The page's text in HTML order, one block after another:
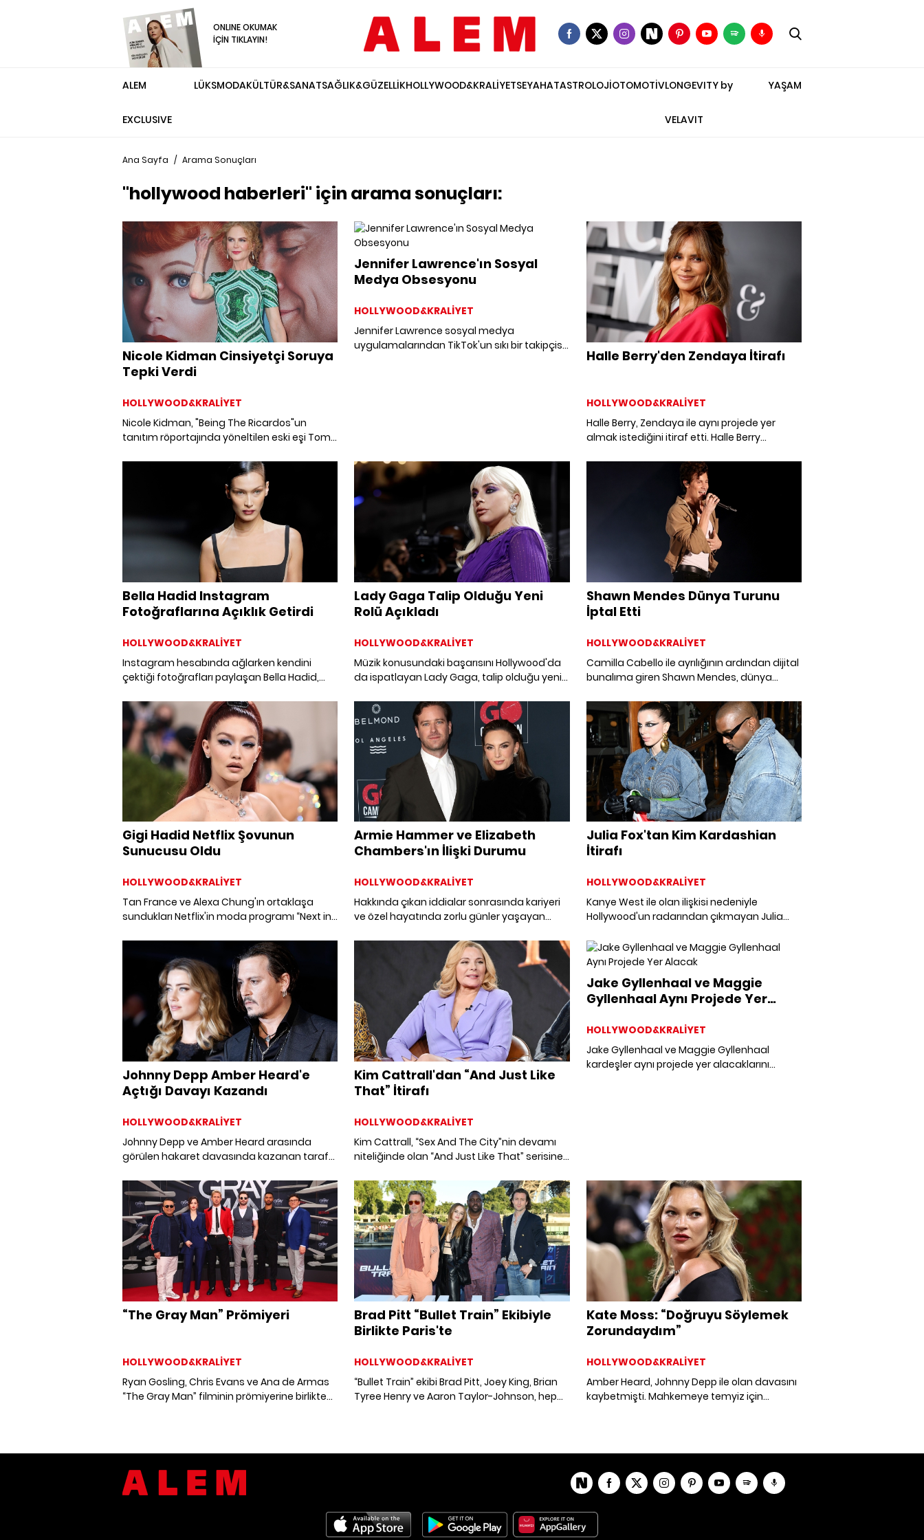
ONLINE OKUMAK
İÇİN TIKLAYIN!
ALEM
EXCLUSIVE
LÜKSMODAKÜLTÜR&SANATSAĞLIK&GÜZELLİKHOLLYWOOD&KRALİYETSEYAHATASTROLOJİOTOMOTİVLONGEVITY by
VELAVIT
YAŞAM
Ana Sayfa / Arama Sonuçları
"hollywood haberleri" için arama sonuçları:
Nicole Kidman Cinsiyetçi Soruya
Tepki Verdi
HOLLYWOOD&KRALİYET
Nicole Kidman, "Being The Ricardos"un
tanıtım röportajında yöneltilen eski eşi Tom
Jennifer Lawrence'ın Sosyal
Medya Obsesyonu
HOLLYWOOD&KRALİYET
Jennifer Lawrence sosyal medya
uygulamalarından TikTok'un sıkı bir takipçisi
Halle Berry'den Zendaya İtirafı
HOLLYWOOD&KRALİYET
Halle Berry, Zendaya ile aynı projede yer
almak istediğini itiraf etti. Halle Berry
ta kendisi.”
Bella Hadid Instagram
Fotoğraflarına Açıklık Getirdi
HOLLYWOOD&KRALİYET
Instagram hesabında ağlarken kendini
çektiği fotoğrafları paylaşan Bella Hadid,
‘kendisini cesurca ifade ettiği' için tebrik
ederken kimileri de ‘samimiyetine'
inanmamıştı. Bella Hadid Instagram'da
paylaştığı fotoğraflarına verdiği bir
röportajda açıklık getirdi.
Lady Gaga Talip Olduğu Yeni
Rolü Açıkladı
HOLLYWOOD&KRALİYET
Müzik konusundaki başarısını Hollywood'da
da ispatlayan Lady Gaga, talip olduğu yeni
Shawn Mendes Dünya Turunu
İptal Etti
HOLLYWOOD&KRALİYET
Camilla Cabello ile ayrılığının ardından dijital
bunalıma giren Shawn Mendes, dünya
Gigi Hadid Netflix Şovunun
Sunucusu Oldu
HOLLYWOOD&KRALİYET
Tan France ve Alexa Chung'ın ortaklaşa
sundukları Netflix'in moda programı “Next in
sezonda sunucu koltuğuna Alexa Chung
yerine Gigi Hadid geliyor.
Armie Hammer ve Elizabeth
Chambers'ın İlişki Durumu
HOLLYWOOD&KRALİYET
Hakkında çıkan iddialar sonrasında kariyeri
ve özel hayatında zorlu günler yaşayan
olan ilişkisine yakından bakıyoruz.
Julia Fox'tan Kim Kardashian
İtirafı
HOLLYWOOD&KRALİYET
Kanye West ile olan ilişkisi nedeniyle
Hollywood'un radarından çıkmayan Julia
samimi itirafta bulundu.
Johnny Depp Amber Heard'e
Açtığı Davayı Kazandı
HOLLYWOOD&KRALİYET
Johnny Depp ve Amber Heard arasında
görülen hakaret davasında kazanan taraf
Kim Cattrall'dan “And Just Like
That” İtirafı
HOLLYWOOD&KRALİYET
Kim Cattrall, “Sex And The City”nin devamı
niteliğinde olan “And Just Like That” serisine
Jake Gyllenhaal ve Maggie
Gyllenhaal Aynı Projede Yer
HOLLYWOOD&KRALİYET
Jake Gyllenhaal ve Maggie Gyllenhaal
kardeşler aynı projede yer alacaklarını
“The Gray Man” Prömiyeri
HOLLYWOOD&KRALİYET
Ryan Gosling, Chris Evans ve Ana de Armas
“The Gray Man” filminin prömiyerine birlikte
Brad Pitt “Bullet Train” Ekibiyle
Birlikte Paris'te
HOLLYWOOD&KRALİYET
“Bullet Train” ekibi Brad Pitt, Joey King, Brian
Tyree Henry ve Aaron Taylor-Johnson, hep
Kate Moss: “Doğruyu Söylemek
Zorundaydım”
HOLLYWOOD&KRALİYET
Amber Heard, Johnny Depp ile olan davasını
kaybetmişti. Mahkemeye temyiz için
itirafta bulundu: “Doğruyu söylemek
zorundaydım.”